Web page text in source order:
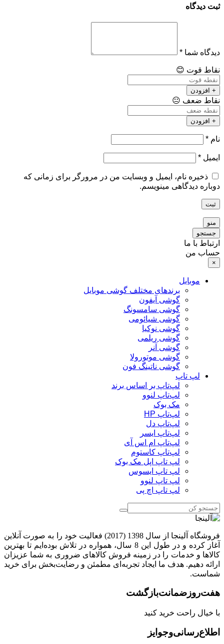
ثبت دیدگاه
دیدگاه شما *
نقاط قوت 😊
+ افزودن
نقاط ضعف 😐
+ افزودن
نام *
ایمیل *
ذخیره نام، ایمیل و وبسایت من در مرورگر برای زمانی که
دوباره دیدگاهی مینویسم.
ثبت
منو
جستجو
ارتباط با ما
حساب من
×
موبایل
برندهای مختلف گوشی موبایل
گوشی آیفون
گوشی سامسونگ
گوشی شیائومی
گوشی نوکیا
گوشی ریلمی
گوشی آنر
گوشی موتورولا
گوشی ناتینگ فون
لپ تاپ
لپ‌تاپ بر اساس برند
لپ‌تاپ لنوو
مک بوک
لپ‌تاپ HP
لپ‌تاپ دل
لپ‌تاپ ایسر
لپ‌تاپ ام اس آی
لپ‌تاپ کاستوم
لپ تاپ اپل مک بوک
لپ تاپ ایسوس
لپ تاپ لنوو
لپ تاپ اچ پی
فروشگاه آلینجا از سال 1398 (2017) فعالیت خود را به صورت آنلاین
آغاز کرده و در طول این 8 سال، همواره در تلاش بوده‌ایم تا بهترین
کالاها و خدمات را در زمینه فروش کالاهای ضروری به شما عزیزان
ارائه دهیم. هدف ما ایجاد تجربه‌ای مطمئن و رضایت‌بخش برای خرید
شماست.
هفت‌روز‌ضمانت‌بازگشت
با خیال راحت خرید کنید
اطلاع‌رسانی‌و‌جوایز